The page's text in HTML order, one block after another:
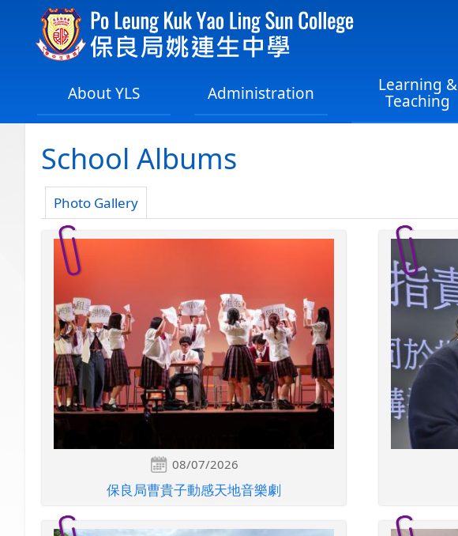
About YLS Administration
Learning &
Teaching
School Albums
Photo Gallery
08/07/2026
保良局曹貴子動感天地音樂劇